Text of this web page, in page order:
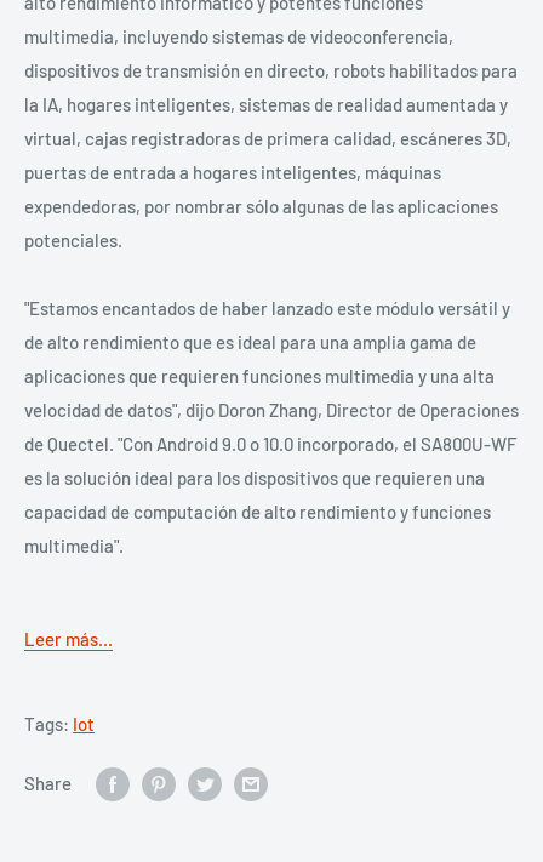
multimedia, incluyendo sistemas de videoconferencia,
dispositivos de transmisión en directo, robots habilitados para
la IA, hogares inteligentes, sistemas de realidad aumentada y
virtual, cajas registradoras de primera calidad, escáneres 3D,
puertas de entrada a hogares inteligentes, máquinas
expendedoras, por nombrar sólo algunas de las aplicaciones
potenciales.
"Estamos encantados de haber lanzado este módulo versátil y
de alto rendimiento que es ideal para una amplia gama de
aplicaciones que requieren funciones multimedia y una alta
velocidad de datos", dijo Doron Zhang, Director de Operaciones
de Quectel. "Con Android 9.0 o 10.0 incorporado, el SA800U-WF
es la solución ideal para los dispositivos que requieren una
capacidad de computación de alto rendimiento y funciones
multimedia".
Leer más...
Tags: Iot
Share